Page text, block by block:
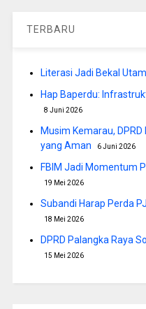
TERBARU
Literasi Jadi Bekal
Hap Baperdu:
8 Juni 2026
Musim Kemarau,
yang Aman
6 Juni 2026
FBIM Jadi Momentum
19 Mei 2026
Subandi Harap Perda
18 Mei 2026
DPRD Palangka Raya
15 Mei 2026